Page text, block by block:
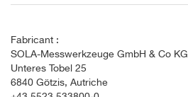
Fabricant :
SOLA-Messwerkzeuge GmbH & Co KG
Unteres Tobel 25
6840 Götzis, Autriche